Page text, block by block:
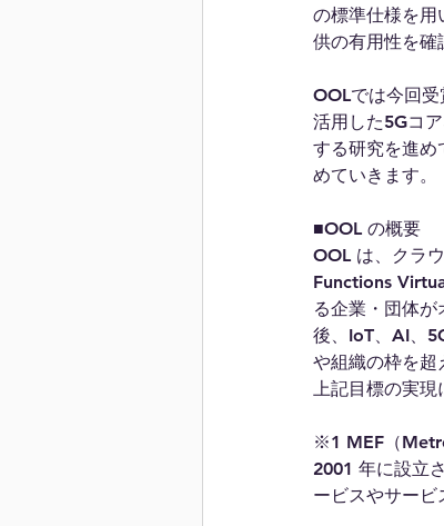
の標準仕様を用
供の有用性を確
OOLでは今回
活用した5Gコ
する研究を進め
めていきます。
■OOL の概要
OOL は、クラ
Functions
る企業・団体
後、IoT、AI、
や組織の枠を超
上記目標の実現
※1 MEF（
2001 年に設立
ービスやサー